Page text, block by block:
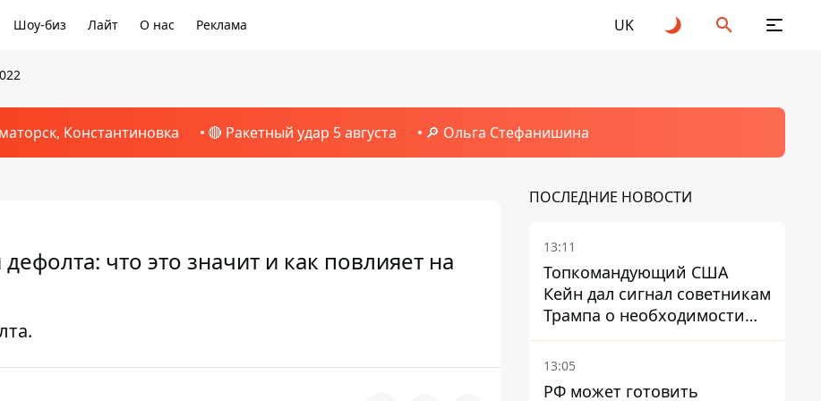
Шоу-биз Лайт О нас Реклама UK
Константиновка 🔴 Ракетный удар 5 августа 🔎 Ольга Стефанишина
что это значит и как повлияет на
ПОСЛЕДНИЕ НОВОСТИ
13:11
Топкомандующий США
Кейн дал сигнал советникам
Трампа о необходимости
заканчивать войну с
Ираном – СМИ
13:05
РФ может готовить